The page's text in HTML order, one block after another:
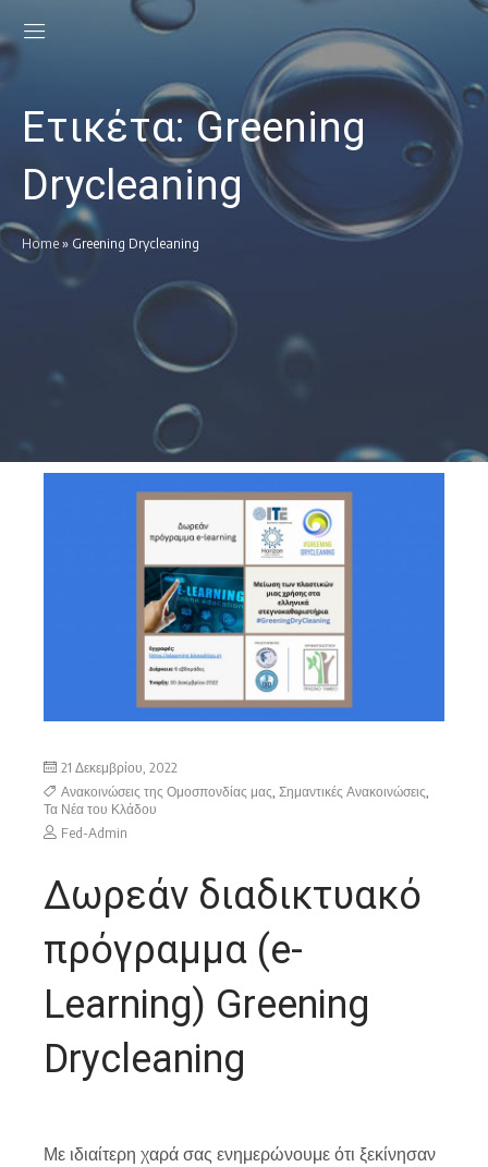
Ετικέτα:Greening
Drycleaning
Home » Greening Drycleaning
21 Δεκεμβρίου, 2022
Ανακοινώσεις της Ομοσπονδίας μας, Σημαντικές Ανακοινώσεις,
Τα Νέα του Κλάδου
Fed-Admin
Δωρεάν διαδικτυακό
πρόγραμμα (e-
Learning) Greening
Drycleaning
Με ιδιαίτερη χαρά σας ενημερώνουμε ότι ξεκίνησαν